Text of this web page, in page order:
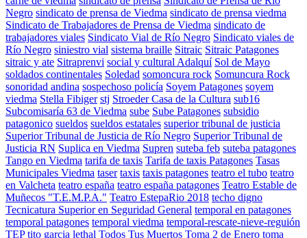
Negro sindicato de prensa de Viedma sindicato de prensa viedma
Sindicato de Trabajadores de Prensa de Viedma sindicato de
trabajadores viales Sindicato Vial de Río Negro Sindicato viales de
Río Negro siniestro vial sistema braille Sitraic Sitraic Patagones
sitraic y ate Sitraprenvi social y cultural Adalquí Sol de Mayo
soldados continentales Soledad somoncura rock Somuncura Rock
sonoridad andina sospechoso policía Soyem Patagones soyem
viedma Stella Fibiger stj Stroeder Casa de la Cultura sub16
Subcomisaría 63 de Viedma sube Sube Patagones subsidio
patagonico sueldos sueldos estatales superior tribunal de justicia
Superior Tribunal de Justicia de Río Negro Superior Tribunal de
Justicia RN Suplica en Viedma Supren suteba feb suteba patagones
Tango en Viedma tarifa de taxis Tarifa de taxis Patagones Tasas
Municipales Viedma taser taxis taxis patagones teatro el tubo teatro
en Valcheta teatro españa teatro españa patagones Teatro Estable de
Muñecos "T.E.M.P.A." Teatro EstepaRio 2018 techo digno
Tecnicatura Superior en Seguridad General temporal en patagones
temporal patagones temporal viedma temporal-rescate-nieve-reguión
TEP tito garcia lethal Todos Tus Muertos Toma 2 de Enero toma